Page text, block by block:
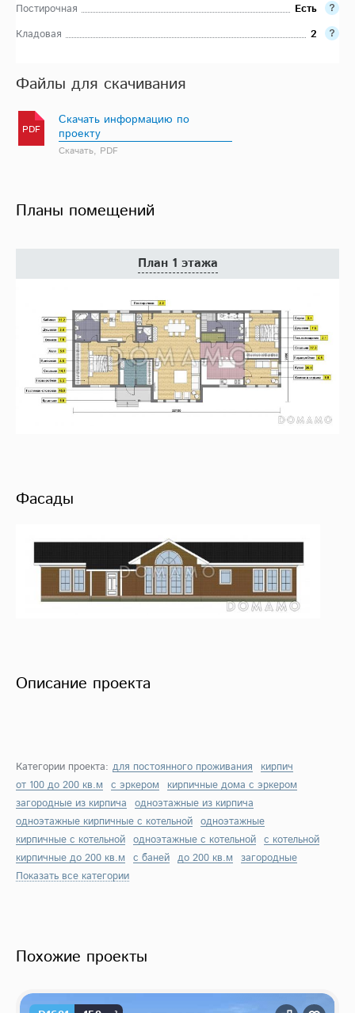
Постирочная
Есть
Кладовая
2
Файлы для скачивания
PDF
Скачать информацию по
проекту
Скачать, PDF
Планы помещений
План 1 этажа
Фасады
Описание проекта
Категории проекта: для постоянного проживания
кирпич
от 100 до 200 кв.м с эркером
кирпичные дома с эркером
загородные из кирпича одноэтажные из кирпича
одноэтажные кирпичные с котельной одноэтажные
кирпичные с котельной одноэтажные с котельной с котельной
кирпичные до 200 кв.м с баней до 200 кв.м загородные
Показать все категории
Похожие проекты